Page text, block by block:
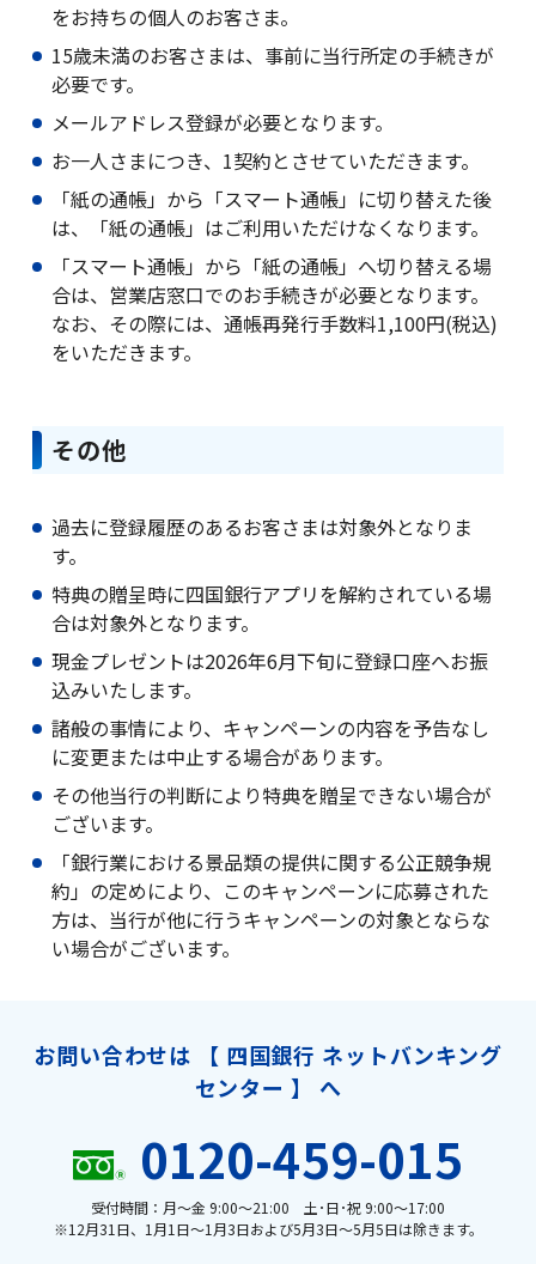
をお持ちの個人のお客さま。
15歳未満のお客さまは、事前に当行所定の手続きが
必要です。
メールアドレス登録が必要となります。
お一人さまにつき、1契約とさせていただきます。
「紙の通帳」から「スマート通帳」に切り替えた後
は、「紙の通帳」はご利用いただけなくなります。
「スマート通帳」から「紙の通帳」へ切り替える場
合は、営業店窓口でのお手続きが必要となります。
なお、その際には、通帳再発行手数料1,100円(税込)
をいただきます。
その他
過去に登録履歴のあるお客さまは対象外となりま
す。
特典の贈呈時に四国銀行アプリを解約されている場
合は対象外となります。
現金プレゼントは2026年6月下旬に登録口座へお振
込みいたします。
諸般の事情により、キャンペーンの内容を予告なし
に変更または中止する場合があります。
その他当行の判断により特典を贈呈できない場合が
ございます。
「銀行業における景品類の提供に関する公正競争規
約」の定めにより、このキャンペーンに応募された
方は、当行が他に行うキャンペーンの対象とならな
い場合がございます。
お問い合わせは 【 四国銀行 ネットバンキング
センター 】 へ
0120-459-015
受付時間：月〜金 9:00〜21:00 土･日･祝 9:00〜17:00
※12月31日、1月1日〜1月3日および5月3日〜5月5日は除きます。